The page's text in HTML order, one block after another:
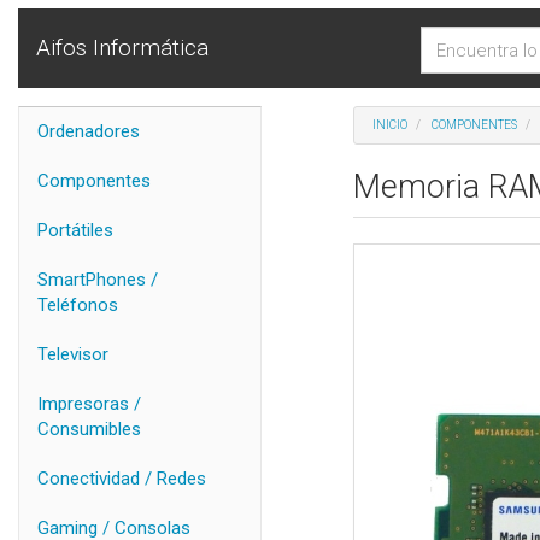
Aifos Informática
Ordenadores
Componentes
Portátiles
SmartPhones /
Teléfonos
Televisor
Impresoras /
Consumibles
Conectividad / Redes
Gaming / Consolas
INICIO COMPONENTES
Memoria